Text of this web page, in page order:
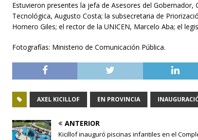
Estuvieron presentes la jefa de Asesores del
Tecnológica, Augusto Costa; la subsecretaria de
Homero Giles; el rector de la UNICEN, Marcelo Aba; el
Fotografías: Ministerio de Comunicación Pública.
AXEL KICILLOF EN PROVINCIA
ANTERIOR
Kicillof inauguró piscinas infantiles en el